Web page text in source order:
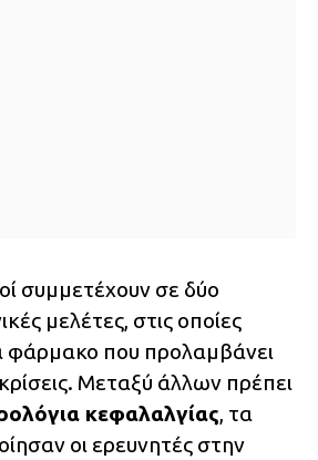
συμμετέχουν σε δύο
μελέτες, στις οποίες
φάρμακο που προλαμβάνει
κρίσεις. Μεταξύ άλλων πρέπει
κεφαλαλγίας, τα
οι ερευνητές στην